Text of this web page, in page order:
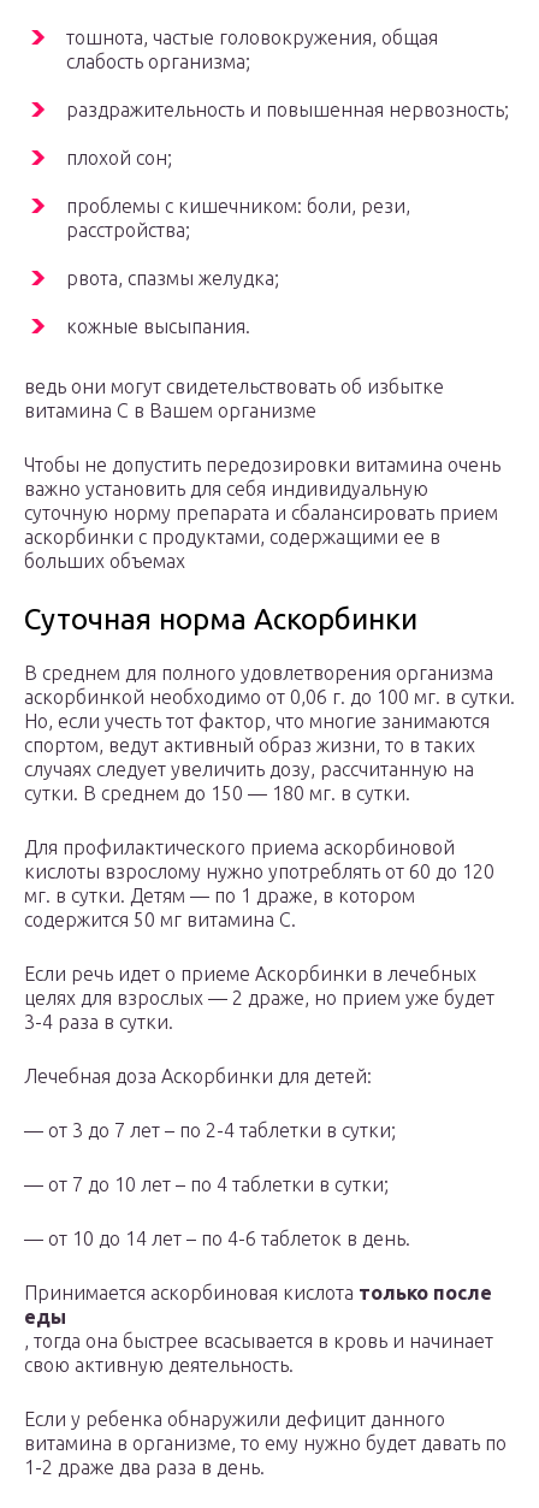
тошнота, частые головокружения, общая
слабость организма;
раздражительность и повышенная нервозность;
плохой сон;
проблемы с кишечником: боли, рези,
расстройства;
рвота, спазмы желудка;
кожные высыпания.
ведь они могут свидетельствовать об избытке
витамина С в Вашем организме
Чтобы не допустить передозировки витамина очень
важно установить для себя индивидуальную
суточную норму препарата и сбалансировать прием
аскорбинки с продуктами, содержащими ее в
больших объемах
Суточная норма Аскорбинки
В среднем для полного удовлетворения организма
аскорбинкой необходимо от 0,06 г. до 100 мг. в сутки.
Но, если учесть тот фактор, что многие занимаются
спортом, ведут активный образ жизни, то в таких
случаях следует увеличить дозу, рассчитанную на
сутки. В среднем до 150 — 180 мг. в сутки.
Для профилактического приема аскорбиновой
кислоты взрослому нужно употреблять от 60 до 120
мг. в сутки. Детям — по 1 драже, в котором
содержится 50 мг витамина С.
Если речь идет о приеме Аскорбинки в лечебных
целях для взрослых — 2 драже, но прием уже будет
3-4 раза в сутки.
Лечебная доза Аскорбинки для детей:
— от 3 до 7 лет – по 2-4 таблетки в сутки;
— от 7 до 10 лет – по 4 таблетки в сутки;
— от 10 до 14 лет – по 4-6 таблеток в день.
Принимается аскорбиновая кислота только после
еды
, тогда она быстрее всасывается в кровь и начинает
свою активную деятельность.
Если у ребенка обнаружили дефицит данного
витамина в организме, то ему нужно будет давать по
1-2 драже два раза в день.